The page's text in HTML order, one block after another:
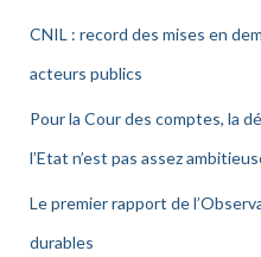
CNIL : record des mises en
acteurs publics
Pour la Cour des comptes, la
l’Etat n’est pas assez
Le premier rapport de
durables